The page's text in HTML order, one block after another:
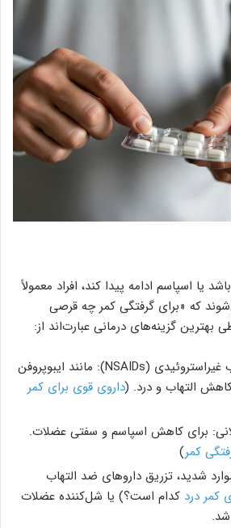
یا اسپاسم ادامه پیدا کند، افراد معمولاً
که «برای گرفتگی کمر چه قرصی
بهترین گزینه‌های درمانی عبارت‌اند از:
داروهای ضد التهاب غیراستروئیدی (NSAIDs): مانند ایبوپروفن
التهاب و درد. (داروی قوی برای کمر
برای کاهش اسپاسم و سفتی عضلات.
کمر)
شدید، تزریق داروهای ضد التهاب
کمر درد کدام است؟) یا شل‌کننده عضلات